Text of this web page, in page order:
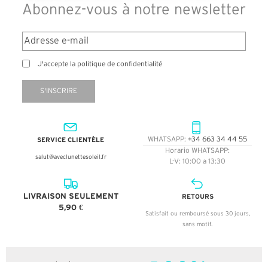
Abonnez-vous à notre newsletter
J'accepte la politique de confidentialité
S'INSCRIRE
SERVICE CLIENTÈLE
salut@aveclunettesoleil.fr
WHATSAPP: +34 663 34 44 55
Horario WHATSAPP:
L-V: 10:00 a 13:30
LIVRAISON SEULEMENT
5,90 €
RETOURS
Satisfait ou remboursé sous 30 jours,
sans motif.